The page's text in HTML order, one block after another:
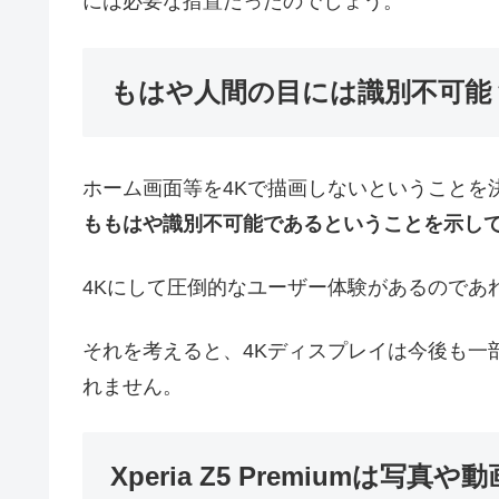
もはや人間の目には識別不可能
ホーム画面等を4Kで描画しないということを
ももはや識別不可能であるということを示し
4Kにして圧倒的なユーザー体験があるので
それを考えると、4Kディスプレイは今後も
れません。
Xperia Z5 Premiumは写真や